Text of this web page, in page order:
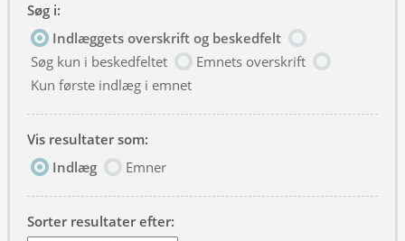
Søg i:
Indlæggets overskrift og beskedfelt
Søg kun i beskedfeltet
Emnets overskrift
Kun første indlæg i emnet
Vis resultater som:
Indlæg
Emner
Sorter resultater efter: